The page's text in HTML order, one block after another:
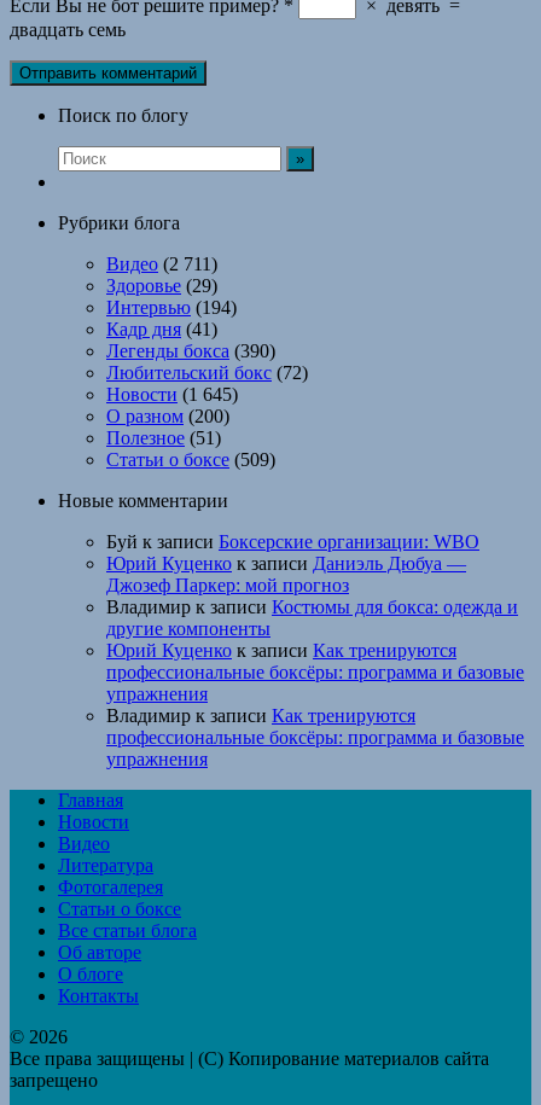
Если Вы не бот решите пример? * × девять =
двадцать семь
Поиск по блогу
Рубрики блога
Видео (2 711)
Здоровье (29)
Интервью (194)
Кадр дня (41)
Легенды бокса (390)
Любительский бокс (72)
Новости (1 645)
О разном (200)
Полезное (51)
Статьи о боксе (509)
Новые комментарии
Буй к записи Боксерские организации: WBO
Юрий Куценко к записи Даниэль Дюбуа —
Джозеф Паркер: мой прогноз
Владимир к записи Костюмы для бокса: одежда и
другие компоненты
Юрий Куценко к записи Как тренируются
профессиональные боксёры: программа и базовые
упражнения
Владимир к записи Как тренируются
профессиональные боксёры: программа и базовые
упражнения
Главная
Новости
Видео
Литература
Фотогалерея
Статьи о боксе
Все статьи блога
Об авторе
О блоге
Контакты
© 2026
Все права защищены | (C) Копирование материалов сайта
запрещено